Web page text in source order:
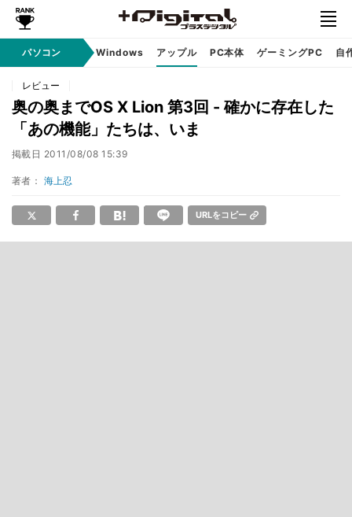
パソコン Windows アップル PC本体 ゲーミングPC 自
レビュー
奥の奥までOS X Lion 第3回 - 確かに存在した
「あの機能」たちは、いま
掲載日 2011/08/08 15:39
著者： 海上忍
URLをコピー